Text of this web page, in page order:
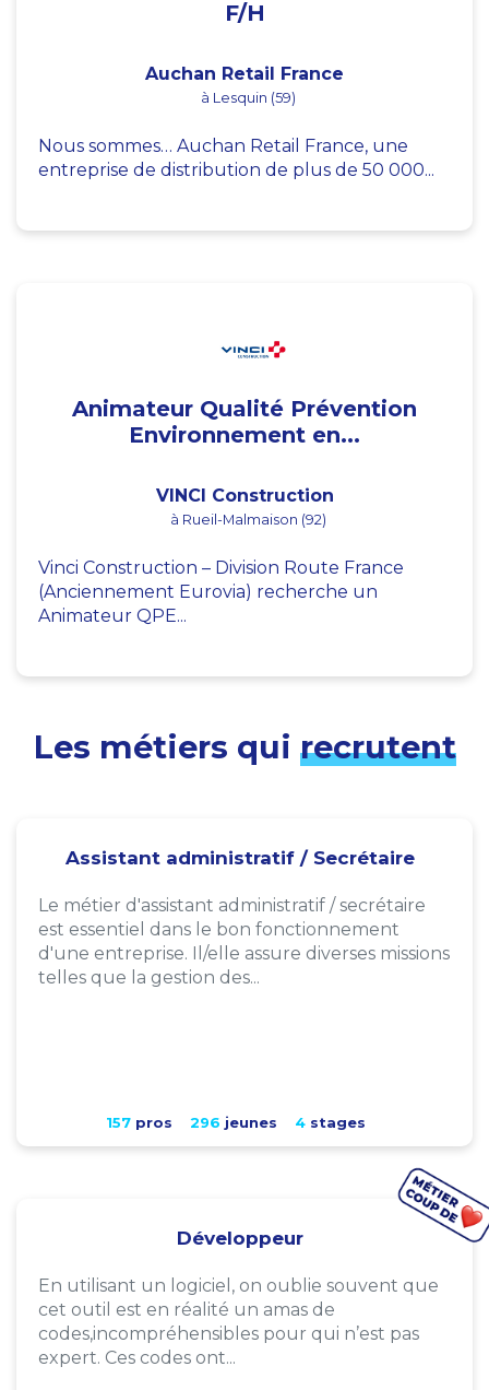
F/H
Auchan Retail France
à Lesquin (59)
Nous sommes… Auchan Retail France, une
entreprise de distribution de plus de 50 000...
Animateur Qualité Prévention
Environnement en...
VINCI Construction
à Rueil-Malmaison (92)
Vinci Construction – Division Route France
(Anciennement Eurovia) recherche un
Animateur QPE...
Les métiers qui recrutent
Assistant administratif / Secrétaire
Le métier d'assistant administratif / secrétaire
est essentiel dans le bon fonctionnement
d'une entreprise. Il/elle assure diverses missions
telles que la gestion des...
157 pros 296 jeunes 4 stages
Développeur
En utilisant un logiciel, on oublie souvent que
cet outil est en réalité un amas de
codes,incompréhensibles pour qui n’est pas
expert. Ces codes ont...